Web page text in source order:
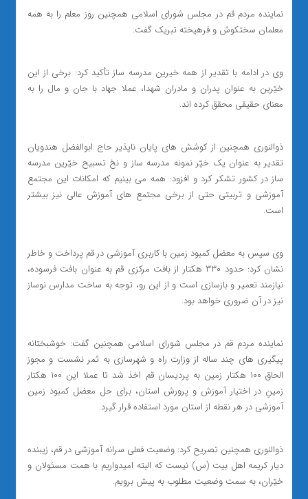
نماینده مردم قم در مجلس شورای اسلامی همچنین روز معلم را به همه
معلمان سختکوش و فرهیخته تبریک گفت.
وی در ادامه با تقدیر از همه خیرین مدرسه ساز تأکید کرد: برخی از این
خیّرین به عنوان پدران و مادران شهدا، عملا جهاد با جان و مال را به
معنای حقیقی محقق کرده اند.
ذوالنوری همچنین از کوشش های پایان ناپذیر حاج ابوالفضل هندویان
تقدیر به عنوان یک خیّر نمونه مدرسه ساز و نخ تسبیح خیّرین مدرسه
ساز در کشور تشکر کرد و افزود: همه می بینیم که امکانات این مجتمع
آموزشی و تربیتی حتی از برخی مجتمع های آموزش عالی نیز بیشتر
است.
وی سپس به معضل کمبود زمین با کاربری آموزشی در قم پرداخت و خاطر
نشان کرد: حدود ۳۳۰ هکتار از بافت مرکزی قم به عنوان بافت فرسوده،
نیازمند تعمیر و بازسازی است و از این رو، توجه به ساخت مدارس نوساز
نیز در آن ضروری خواهد بود.
نماینده مردم قم در مجلس شورای اسلامی همچنین گفت: خوشبختانه
پیگیری های چند ساله از وزارت راه و شهرسازی به ثمر نشست و مجوز
الحاق ۱۰۰ هکتار زمین به پردیسان قم اخذ شد تا عملا این ۱۰۰ هکتار
زمینِ در اختیار آموزش و پرورش استان، برای حل معضل کمبود زمین
آموزشی در هر نقطه از استان مورد استفاده قرار گیرد.
ذوالنوری همچنین تصریح کرد: وضعیت فعلی سرانه آموزشی در قم، زیبنده
دیار کریمه اهل بیت (س) نیست که البته امیدواریم با همت مسئولان و
خیّران، به سمت وضعیت مطلوب به پیش برویم.